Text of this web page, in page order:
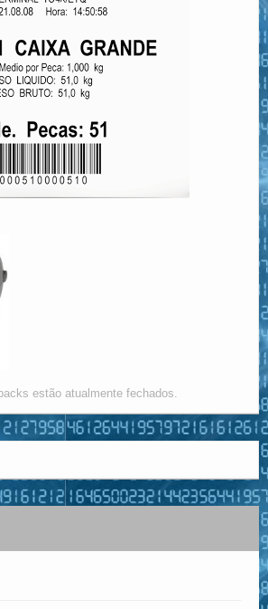
estão atualmente fechados.